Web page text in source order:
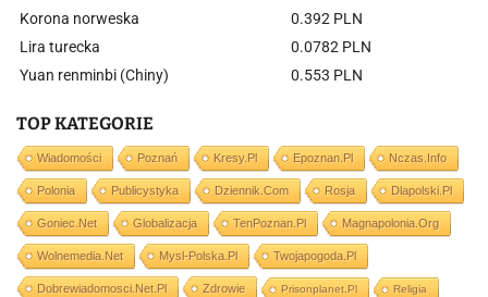
Korona norweska
0.392 PLN
Lira turecka
0.0782 PLN
Yuan renminbi (Chiny)
0.553 PLN
TOP KATEGORIE
Wiadomości Poznań Kresy.pl Epoznan.pl Nczas.info
Polonia Publicystyka Dziennik.com Rosja Dlapolski.pl
Goniec.net Globalizacja TenPoznan.pl Magnapolonia.org
Wolnemedia.net Mysl-Polska.pl Twojapogoda.pl
Dobrewiadomosci.net.pl Zdrowie Prisonplanet.pl Religia